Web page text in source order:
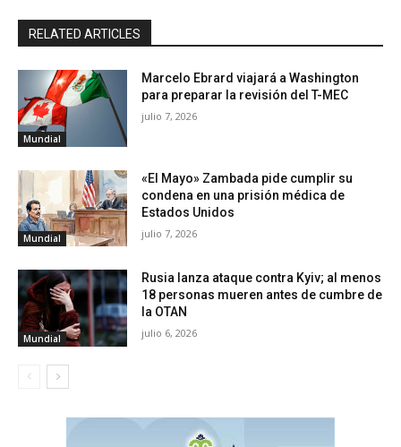
RELATED ARTICLES
Mundial
Marcelo Ebrard viajará a Washington
para preparar la revisión del T-MEC
julio 7, 2026
Mundial
«El Mayo» Zambada pide cumplir su
condena en una prisión médica de
Estados Unidos
julio 7, 2026
Mundial
Rusia lanza ataque contra Kyiv; al menos
18 personas mueren antes de cumbre de
la OTAN
julio 6, 2026